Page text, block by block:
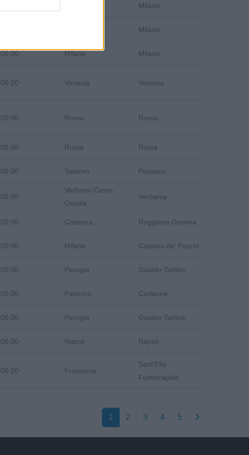
Milano
Milano
Milano Milano
Venezia Venezia
Roma Roma
Roma Roma
Salerno Positano
Verbano-Cusio-
Ossola
Verbania
Cosenza Roggiano Gravina
Milano Cassina de' Pecchi
Perugia Gualdo Tadino
Palermo Corleone
Perugia Gualdo Tadino
Napoli Napoli
Frosinone
Sant'Elia
Fiumerapido
1 2 3 4 5